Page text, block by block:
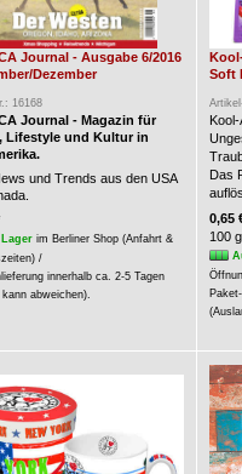
Journal - Ausgabe 6/2016
Dezember
16168
Journal - Magazin für
Lifestyle und Kultur in
und Trends aus den USA
im Berliner Shop (Anfahrt &
/
innerhalb ca. 2-5 Tagen
abweichen).
Soft
Das
0,65
100